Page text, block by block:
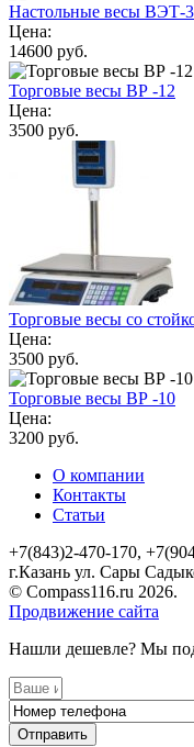
Настольные весы ВЭТ-
Цена:
14600 руб.
Торговые весы ВР -12
Цена:
3500 руб.
Торговые весы со
Цена:
3500 руб.
Торговые весы ВР -10
Цена:
3200 руб.
О компании
Контакты
Статьи
+7(843)2-470-170,
г.Казань ул. Сары
© Compass116.ru 2026.
Продвижение сайта
Нашли дешевле? Мы